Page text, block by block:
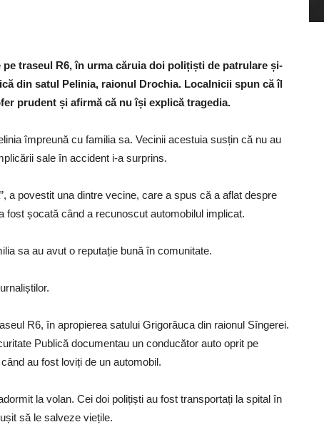
traseul R6, în urma căruia doi polițiști de patrulare și-
din satul Pelinia, raionul Drochia. Localnicii spun că îl
prudent și afirmă că nu își explică tragedia.
împreună cu familia sa. Vecinii acestuia susțin că nu au
sale în accident i-a surprins.
a povestit una dintre vecine, care a spus că a aflat despre
fost șocată când a recunoscut automobilul implicat.
sa au avut o reputație bună în comunitate.
R6, în apropierea satului Grigorăuca din raionul Sîngerei.
Publică documentau un conducător auto oprit pe
au fost loviți de un automobil.
la volan. Cei doi polițiști au fost transportați la spital în
să le salveze viețile.